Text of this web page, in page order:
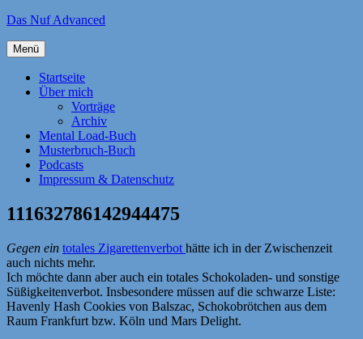
Zum
springen
Das Nuf Advanced
Menü
Startseite
Über mich
Vorträge
Archiv
Mental Load-Buch
Musterbruch-Buch
Podcasts
Impressum & Datenschutz
111632786142944475
Gegen ein totales Zigarettenverbot hätte ich in der Zwischenzeit
auch nichts mehr.
Ich möchte dann aber auch ein totales Schokoladen- und sonstige
Süßigkeitenverbot. Insbesondere müssen auf die schwarze Liste:
Havenly Hash Cookies von Balszac, Schokobrötchen aus dem
Raum Frankfurt bzw. Köln und Mars Delight.